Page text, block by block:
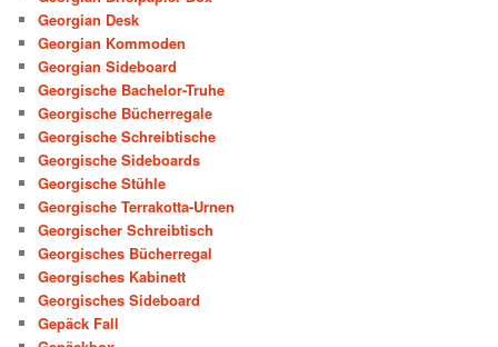
Georgian Desk
Georgian Kommoden
Georgian Sideboard
Georgische Bachelor-Truhe
Georgische Bücherregale
Georgische Schreibtische
Georgische Sideboards
Georgische Stühle
Georgische Terrakotta-Urnen
Georgischer Schreibtisch
Georgisches Bücherregal
Georgisches Kabinett
Georgisches Sideboard
Gepäck Fall